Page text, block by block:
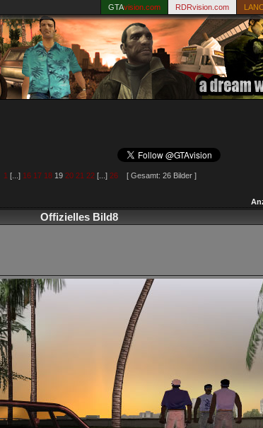
GTAvision.com RDRvision.com
1 [...] 16 17 18 19 20 21 22 [...] 26 [ Gesamt: 26 Bilder ]
Offizielles Bild8